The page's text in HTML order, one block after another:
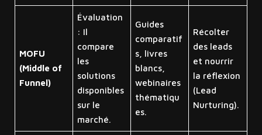
MOFU
(Middle of
Funnel)
Évaluation
: Il
compare
les
solutions
disponibles
sur le
marché.
Guides
comparatif
s, livres
blancs,
webinaires
thématiqu
es.
Récolter
des leads
et nourrir
la réflexion
(Lead
Nurturing).